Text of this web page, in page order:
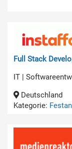
Full Stack
IT |
Deutschland
Kategorie: